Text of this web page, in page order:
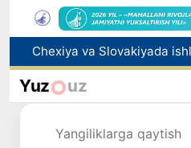
Yuz uz
Yangiliklarga qaytish